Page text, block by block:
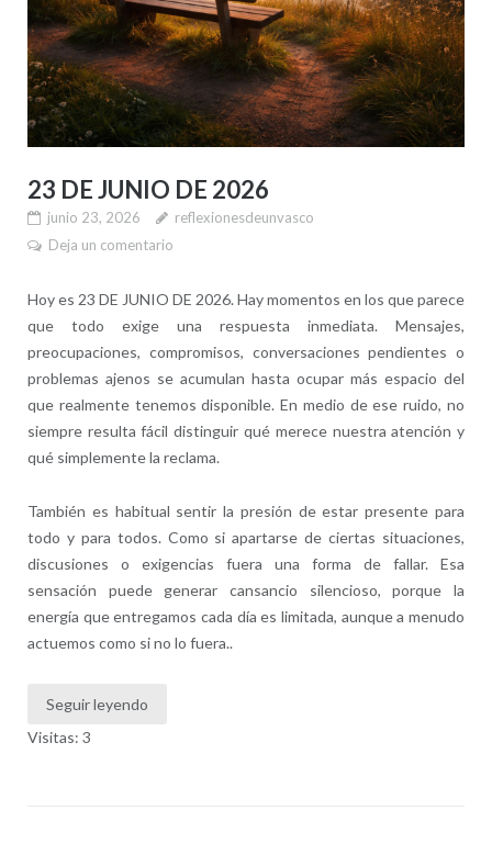
23 DE JUNIO DE 2026
junio 23, 2026
reflexionesdeunvasco
Deja un comentario
Hoy es 23 DE JUNIO DE 2026. Hay momentos en los que parece
que todo exige una respuesta inmediata. Mensajes,
preocupaciones, compromisos, conversaciones pendientes o
problemas ajenos se acumulan hasta ocupar más espacio del
que realmente tenemos disponible. En medio de ese ruido, no
siempre resulta fácil distinguir qué merece nuestra atención y
qué simplemente la reclama.
También es habitual sentir la presión de estar presente para
todo y para todos. Como si apartarse de ciertas situaciones,
discusiones o exigencias fuera una forma de fallar. Esa
sensación puede generar cansancio silencioso, porque la
energía que entregamos cada día es limitada, aunque a menudo
actuemos como si no lo fuera..
Seguir leyendo
Visitas: 3